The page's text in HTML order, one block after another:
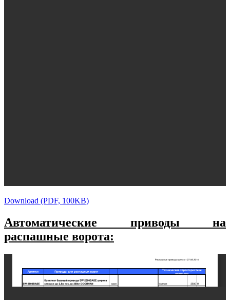
Download (PDF, 100KB)
Автоматические приводы на
распашные ворота: